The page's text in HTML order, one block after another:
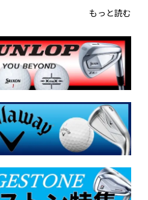
もっと読む